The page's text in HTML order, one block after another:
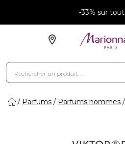
-33% sur tout
Parfums Parfums hommes